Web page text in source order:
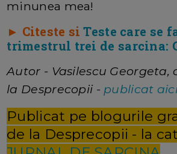
minunea mea!
► Citeste siTeste care se
trimestrul trei de sarcina:
Autor - Vasilescu Georgeta,
la Desprecopii - publicat
Publicat pe blogurile
de la Desprecopii - la